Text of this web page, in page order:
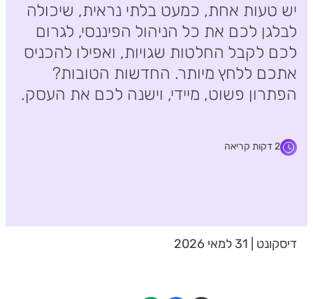
יש טעות אחת, כמעט בלתי נראית, שיכולה
לבלגן לכם את כל הניהול הפיננסי, לגרום
לכם לקבל החלטות שגויות, ואפילו להכניס
אתכם ללחץ מיותר. החדשות הטובות?
הפתרון פשוט, מיידי, וישנה לכם את העסק.
2 דקות קריאה
דיסקונט | 31 למאי 2026